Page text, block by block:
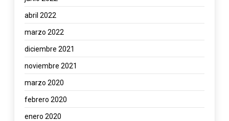
abril 2022
marzo 2022
diciembre 2021
noviembre 2021
marzo 2020
febrero 2020
enero 2020